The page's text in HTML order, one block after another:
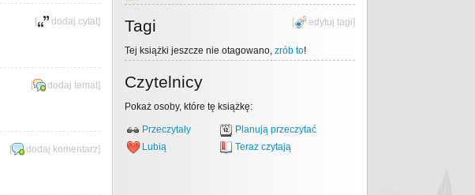
[ dodaj cytat]
[ dodaj temat]
[ dodaj komentarz]
[ edytuj tagi]
Tagi
Tej książki jeszcze nie otagowano, zrób to!
Czytelnicy
Pokaż osoby, które tę książkę:
Przeczytały
Planują przeczytać
Lubią
Teraz czytają